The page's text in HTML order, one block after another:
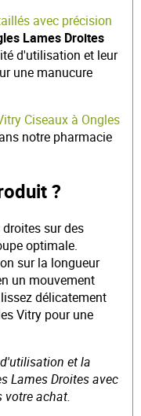
avec précision
Lames Droites
d'utilisation et leur
une manucure
Ciseaux à Ongles
notre pharmacie
?
sur des
optimale.
sur la longueur
un mouvement
délicatement
Vitry pour une
et la
Lames Droites avec
votre achat.